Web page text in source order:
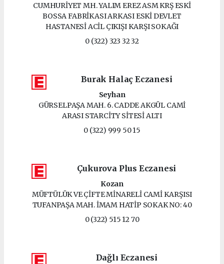
CUMHURİYET MH. YALIM EREZ ASM KRŞ ESKİ
BOSSA FABRİKASI ARKASI ESKİ DEVLET
HASTANESİ ACİL ÇIKIŞI KARŞI SOKAĞI
0 (322) 323 32 32
Burak Halaç Eczanesi
Seyhan
GÜRSELPAŞA MAH. 6. CADDE AKGÜL CAMİ
ARASI STARCİTY SİTESİ ALTI
0 (322) 999 50 15
Çukurova Plus Eczanesi
Kozan
MÜFTÜLÜK VE ÇİFTE MİNARELİ CAMİ KARŞISI
TUFANPAŞA MAH. İMAM HATİP SOKAK NO: 40
0 (322) 515 12 70
Dağlı Eczanesi